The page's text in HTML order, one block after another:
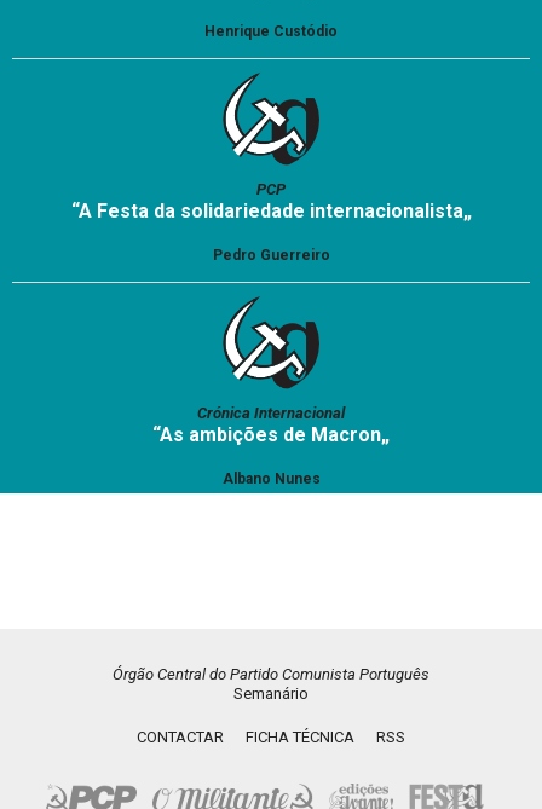
Henrique Custódio
PCP
“A Festa da solidariedade internacionalista„
Pedro Guerreiro
Crónica Internacional
“As ambições de Macron„
Albano Nunes
Órgão Central do Partido Comunista Português
Semanário
CONTACTAR FICHA TÉCNICA RSS